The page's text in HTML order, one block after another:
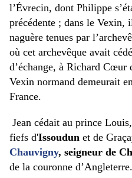
l’Évrecin, dont Philippe
précédente ; dans le Vexin,
naguère tenues par
où cet archevêque avait cédé
d’échange, à Richard
Vexin normand demeurait
France.
Jean cédait au prince
fiefs d'Issoudun et de
Chauvigny, seigneur de
de la couronne d’Angleterre.